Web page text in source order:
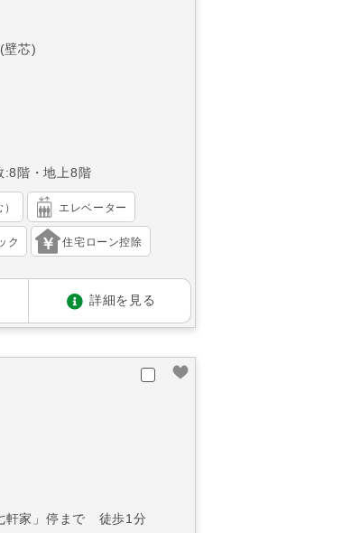
壁芯)
:8階・地上8階
エレベーター
ク 住宅ローン控除
詳細を見る
家」停まで 徒歩1分